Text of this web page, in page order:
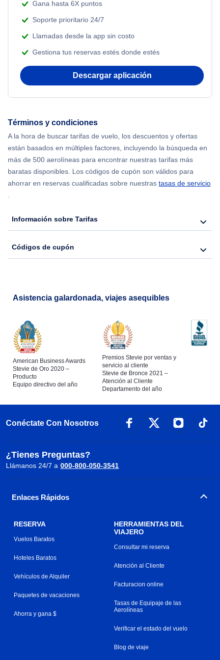
Flights Under $199
Flights from Nueva York to Tel Aviv
Flights from Nueva York to Atenas
Flights from Shanghai to Nueva York
Flights from Delhi to Nueva York
Flights from Chicago to Delhi
Flights from Nueva York to Seúl
Flights from Nueva York to Barcelona
Adventure Vacations
Beach Vacations
Gana hasta 6X puntos
Soporte prioritario 24/7
Llamadas desde la app sin costo
Gestiona tus reservas estés donde estés
Descargar aplicación
Términos y condiciones
A la hora de buscar tarifas de vuelo, los descuentos y ofertas
están basados en múltiples factores, incluyendo la búsqueda en
más de 500 aerolíneas para encontrar nuestras tarifas más
baratas disponibles. Los códigos de cupón son válidos para
ahorrar en reservas cualificadas sobre nuestras tasas de servicio
.
Información sobre Tarifas
Códigos de cupón
Asistencia galardonada, viajes asequibles
American Business Awards
Stevie de Oro 2020 –
Producto
Equipo directivo del año
Premios Stevie por ventas y
servicio al cliente
Stevie de Bronce 2021 –
Atención al Cliente
Departamento del año
Conéctate Con Nosotros
¿Tienes Preguntas?
Llámanos 24/7 a 000-800-050-3541
Enlaces Rápidos
RESERVA
Vuelos Baratos
Hoteles Baratos
Vehículos de Alquiler
Paquetes de vacaciones
Ahorra y gana $
HERRAMIENTAS DEL
VIAJERO
Consultar mi reserva
Atención al Cliente
Facturacion online
Tasas de Equipaje de las
Aerolíneas
Verificar el estado del vuelo
Blog de viaje